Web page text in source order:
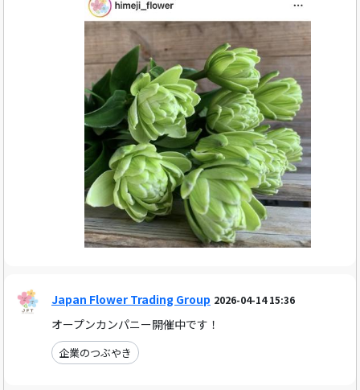
Japan Flower Trading Group 2026-04-14 15:36
オープンカンパニー開催中です！
企業のつぶやき